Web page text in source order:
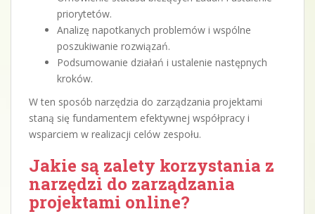
priorytetów.
Analizę napotkanych problemów i wspólne
poszukiwanie rozwiązań.
Podsumowanie działań i ustalenie następnych
kroków.
W ten sposób narzędzia do zarządzania projektami
staną się fundamentem efektywnej współpracy i
wsparciem w realizacji celów zespołu.
Jakie są zalety korzystania z
narzędzi do zarządzania
projektami online?